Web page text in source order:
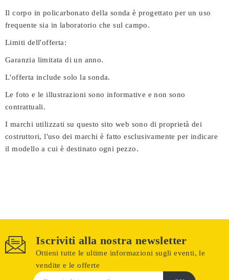
Il corpo in policarbonato della sonda è progettato per un uso
frequente sia in laboratorio che sul campo.
Limiti dell'offerta:
Garanzia limitata di un anno.
L'offerta include solo la sonda.
Le foto e le illustrazioni sono informative e non sono
contrattuali.
I marchi utilizzati su questo sito web sono di proprietà dei
costruttori, l'uso dei marchi è fatto esclusivamente per indicare
il modello a cui è destinato ogni pezzo.
Iscriviti alla nostra newsletter
Ottieni tutte le ultime informazioni sugli eventi, le
vendite e le offerte